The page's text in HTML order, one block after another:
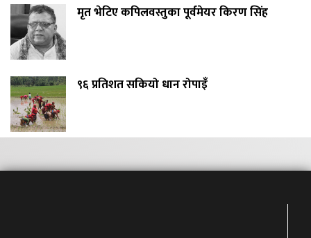
मृत भेटिए कपिलवस्तुका पूर्वमेयर किरण सिंह
९६ प्रतिशत सकियो धान रोपाइँ